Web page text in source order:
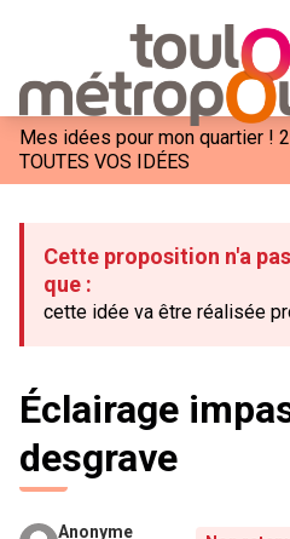
Mes idées pour mon quartier !
TOUTES VOS IDÉES
Cette proposition n'a
que :
cette idée va être réalisée
Éclairage
desgrave
Anonyme